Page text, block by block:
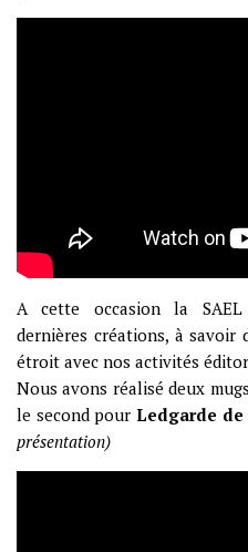
A cette occasion la
dernières créations, à
étroit avec nos activités
Nous avons réalisé deux
le second pourLedgarde
présentation)